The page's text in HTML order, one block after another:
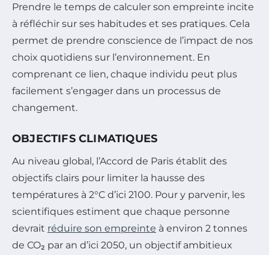
Prendre le temps de calculer son empreinte incite
à réfléchir sur ses habitudes et ses pratiques. Cela
permet de prendre conscience de l’impact de nos
choix quotidiens sur l’environnement. En
comprenant ce lien, chaque individu peut plus
facilement s’engager dans un processus de
changement.
OBJECTIFS CLIMATIQUES
Au niveau global, l’Accord de Paris établit des
objectifs clairs pour limiter la hausse des
températures à 2°C d’ici 2100. Pour y parvenir, les
scientifiques estiment que chaque personne
devrait réduire son empreinte à environ 2 tonnes
de CO₂ par an d’ici 2050, un objectif ambitieux